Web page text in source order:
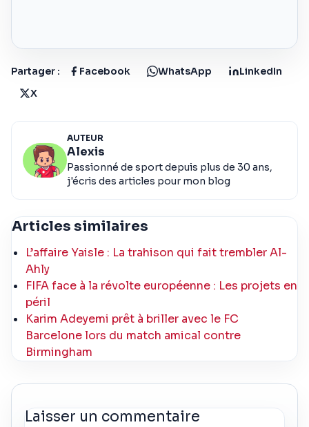
Partager : Facebook WhatsApp
LinkedIn
X
AUTEUR
Alexis
Passionné de sport depuis plus de 30 ans,
j'écris des articles pour mon blog
Articles similaires
L’affaire Yaisle : La trahison qui fait trembler Al-
Ahly
FIFA face à la révolte européenne : Les projets en
péril
Karim Adeyemi prêt à briller avec le FC
Barcelone lors du match amical contre
Birmingham
Laisser un commentaire